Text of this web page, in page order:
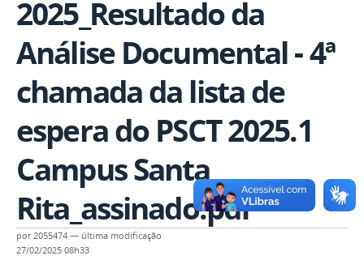
2025_Resultado da
Análise Documental - 4ª
chamada da lista de
espera do PSCT 2025.1
Campus Santa
Rita_assinado.pdf
por2055474 — última modificação
27/02/2025 08h33